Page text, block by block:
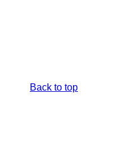
Back to top